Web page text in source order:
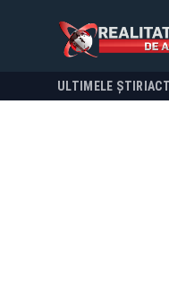
ULTIMELE ȘTIRI